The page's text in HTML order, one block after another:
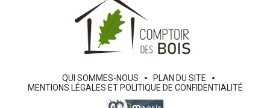
QUI SOMMES-NOUS
PLAN DU SITE
MENTIONS LÉGALES ET POLITIQUE DE CONFIDENTIALITÉ